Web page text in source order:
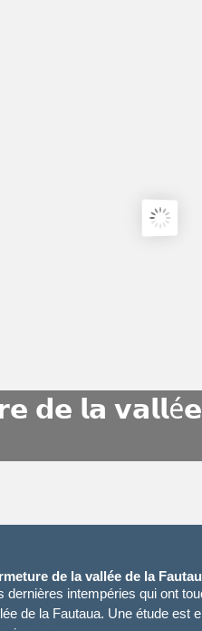
𝗱𝗲 𝗹𝗮
de la vallée de la
dernières intempéries qui ont
de la Fautaua. Une étude est